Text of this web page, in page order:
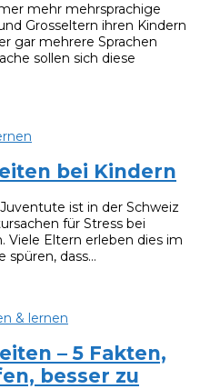
mehr mehrsprachige
Grosseltern ihren Kindern
gar mehrere Sprachen
sollen sich diese
bei Kindern
ist in der Schweiz
für Stress bei
Viele Eltern erleben dies im
spüren, dass…
& lernen
– 5 Fakten,
besser zu